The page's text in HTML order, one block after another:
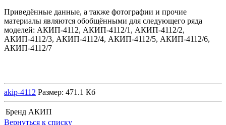
Приведённые данные, а также фотографии и прочие
материалы являются обобщёнными для следующего ряда
моделей: АКИП-4112, АКИП-4112/1, АКИП-4112/2,
АКИП-4112/3, АКИП-4112/4, АКИП-4112/5, АКИП-4112/6,
АКИП-4112/7
akip-4112 Размер: 471.1 Кб
Бренд АКИП
Вернуться к списку